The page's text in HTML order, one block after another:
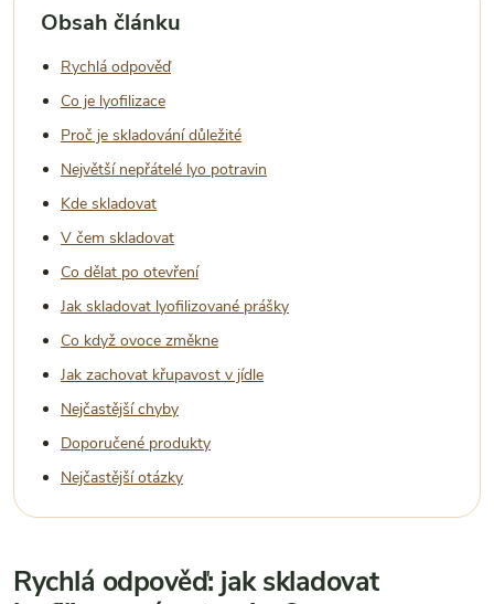
Obsah článku
Rychlá odpověď
Co je lyofilizace
Proč je skladování důležité
Největší nepřátelé lyo potravin
Kde skladovat
V čem skladovat
Co dělat po otevření
Jak skladovat lyofilizované prášky
Co když ovoce změkne
Jak zachovat křupavost v jídle
Nejčastější chyby
Doporučené produkty
Nejčastější otázky
Rychlá odpověď: jak skladovat